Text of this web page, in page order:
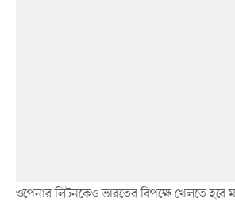
ওপেনার লিটনকেও ভারতের বিপক্ষে খেলতে হবে